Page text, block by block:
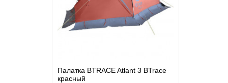
Палатка BTRACE Atlant 3 BTrace
красный